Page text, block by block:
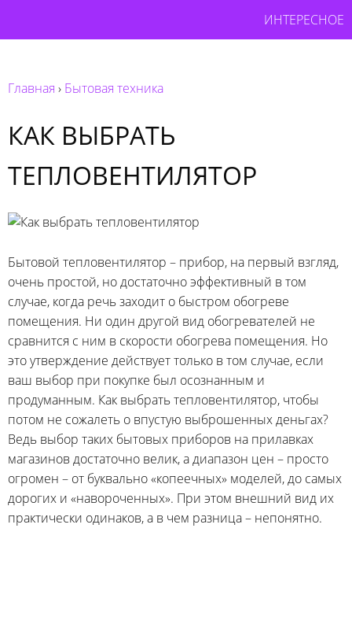
ИНТЕРЕСНОЕ
Главная › Бытовая техника
КАК ВЫБРАТЬ
ТЕПЛОВЕНТИЛЯТОР
Бытовой тепловентилятор – прибор, на первый взгляд,
очень простой, но достаточно эффективный в том
случае, когда речь заходит о быстром обогреве
помещения. Ни один другой вид обогревателей не
сравнится с ним в скорости обогрева помещения. Но
это утверждение действует только в том случае, если
ваш выбор при покупке был осознанным и
продуманным. Как выбрать тепловентилятор, чтобы
потом не сожалеть о впустую выброшенных деньгах?
Ведь выбор таких бытовых приборов на прилавках
магазинов достаточно велик, а диапазон цен – просто
огромен – от буквально «копеечных» моделей, до самых
дорогих и «навороченных». При этом внешний вид их
практически одинаков, а в чем разница – непонятно.